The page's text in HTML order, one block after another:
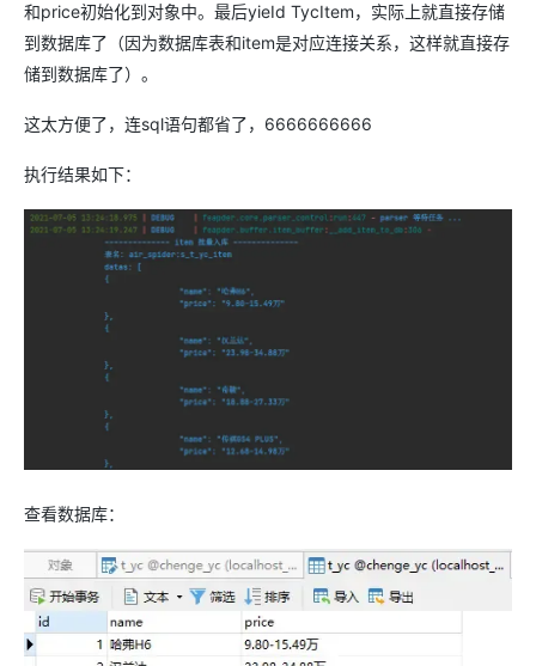
和price初始化到对象中。最后yieId TycItem，实际上就直接存储
到数据库了（因为数据库表和item是对应连接关系，这样就直接存
储到数据库了）。
这太方便了，连sql语句都省了，6666666666
执行结果如下：
查看数据库：